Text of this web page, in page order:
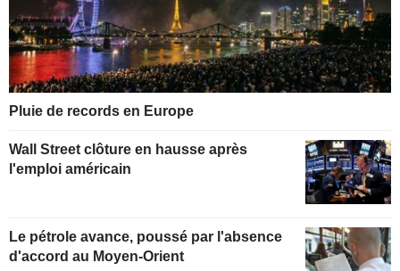
Pluie de records en Europe
Wall Street clôture en hausse après
l'emploi américain
Le pétrole avance, poussé par l'absence
d'accord au Moyen-Orient